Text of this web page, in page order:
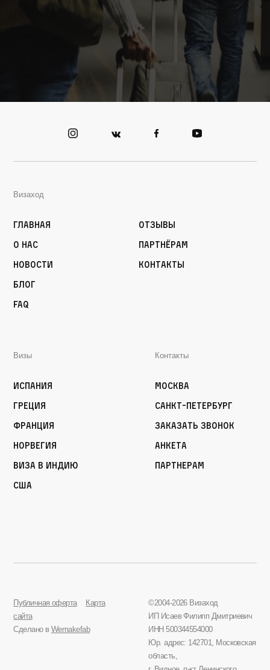
Визаход
Главная
О нас
Новости
Блог
FAQ
Отзывы
Партнёрам
Контакты
Визы
Испания
Греция
Франция
Норвегия
Виза в Индию
США
Контакты
Москва
Санкт-Петербург
Заказать звонок
Анкета
Партнерам
Публичная оферта
Карта
сайта
Сделано в Wemakefab
©2004-2026 Визаход
ИП Исаев Филипп Дмитриевич
ИНН 500344554000
Юр. адрес: 142701, Московская
область,